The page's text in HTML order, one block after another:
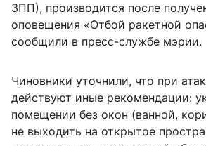
ЗПП), производится после
оповещения «Отбой ракетной
сообщили в пресс-службе мэрии.
Чиновники уточнили, что при
действуют иные рекомендации:
помещении без окон (ванной,
не выходить на открытое